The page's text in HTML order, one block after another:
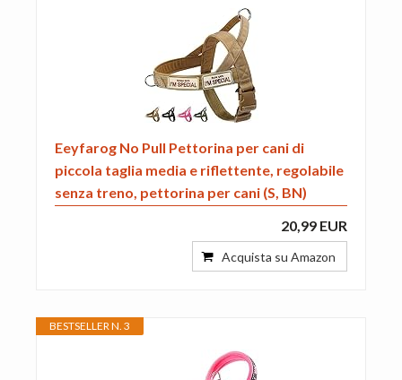
Eeyfarog No Pull Pettorina per cani di
piccola taglia media e riflettente, regolabile
senza treno, pettorina per cani (S, BN)
20,99 EUR
Acquista su Amazon
BESTSELLER N. 3